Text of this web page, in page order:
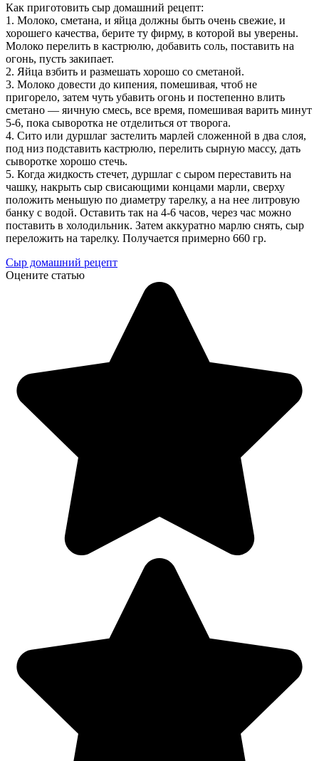
Как приготовить сыр домашний рецепт:
1. Молоко, сметана, и яйца должны быть очень свежие, и
хорошего качества, берите ту фирму, в которой вы уверены.
Молоко перелить в кастрюлю, добавить соль, поставить на
огонь, пусть закипает.
2. Яйца взбить и размешать хорошо со сметаной.
3. Молоко довести до кипения, помешивая, чтоб не
пригорело, затем чуть убавить огонь и постепенно влить
сметано — яичную смесь, все время, помешивая варить минут
5-6, пока сыворотка не отделиться от творога.
4. Сито или дуршлаг застелить марлей сложенной в два слоя,
под низ подставить кастрюлю, перелить сырную массу, дать
сыворотке хорошо стечь.
5. Когда жидкость стечет, дуршлаг с сыром переставить на
чашку, накрыть сыр свисающими концами марли, сверху
положить меньшую по диаметру тарелку, а на нее литровую
банку с водой. Оставить так на 4-6 часов, через час можно
поставить в холодильник. Затем аккуратно марлю снять, сыр
переложить на тарелку. Получается примерно 660 гр.
Сыр домашний рецепт
Оцените статью